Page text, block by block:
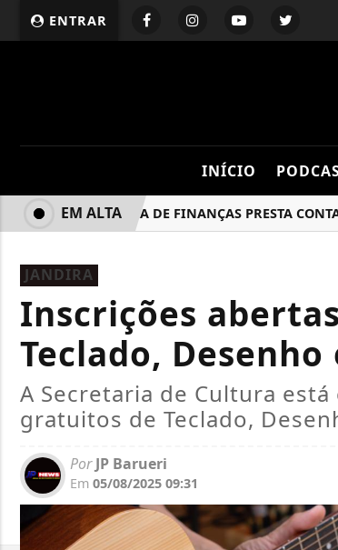
ENTRAR
INÍCIO
SECRETARIA DE FINANÇAS PRESTA CONTAS
EM ALTA
JANDIRA
Inscrições
Teclado,
A Secretaria de Cultura
gratuitos de Teclado,
PorJP Barueri
Em 05/08/2025 09:31